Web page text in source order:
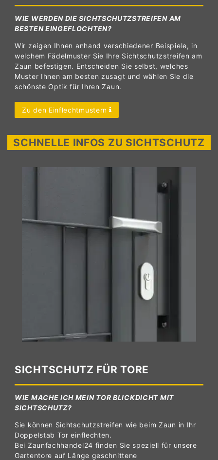
WIE WERDEN DIE SICHTSCHUTZSTREIFEN AM
BESTEN EINGEFLOCHTEN?
Wir zeigen Ihnen anhand verschiedener Beispiele, in
welchem Fädelmuster Sie Ihre Sichtschutzstreifen am
Zaun befestigen. Entscheiden Sie selbst, welches
Muster Ihnen am besten zusagt und wählen Sie die
schönste Optik für Ihren Zaun.
Zu den Einflechtmustern
SCHNELLE INFOS ZU SICHTSCHUTZ
SICHTSCHUTZ FÜR TORE
WIE MACHE ICH MEIN TOR BLICKDICHT MIT
SICHTSCHUTZ?
Sie können Sichtschutzstreifen wie beim Zaun in Ihr
Doppelstab Tor einflechten.
Bei Zaunfachhandel24 finden Sie speziell für unsere
Gartentore auf Länge geschnittene